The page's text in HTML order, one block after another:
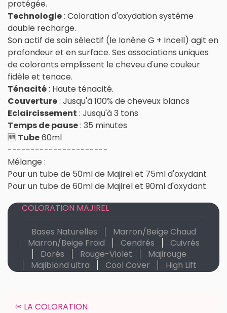
protégée.
Technologie: Coloration d'oxydation système
double recharge.
Son actif de soin sélectif (le Ionène G + Incell) agit en
profondeur et en surface. Ses associations uniques
de colorants emplissent le cheveu d'une couleur
fidèle et tenace.
Ténacité: Haute ténacité.
Couverture: Jusqu'à 100% de cheveux blancs
Eclaircissement : Jusqu'à 3 tons
Temps de pause: 35 minutes
🆕 Tube60ml
----------------------
Mélange :
Pour un tube de 50ml de Majirel et 75ml d'oxydant
Pour un tube de 60ml de Majirel et 90ml d'oxydant
COLORATION MAJIREL
Bases Naturelles
Marron/Beige Chaud
Marron/Beige Froid
Cendrés
Cuivrés
Dorés
Rouge-Violet
Majirouge
Majiblond ultra
Cool Cover High Lift
✂︎ LA COLORATION